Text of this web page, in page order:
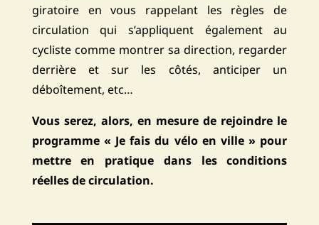
giratoire en vous rappelant les règles de
circulation qui s’appliquent également au
cycliste comme montrer sa direction, regarder
derrière et sur les côtés, anticiper un
déboîtement, etc…
Vous serez, alors, en mesure de rejoindre le
programme « Je fais du vélo en ville » pour
mettre en pratique dans les conditions
réelles de circulation.